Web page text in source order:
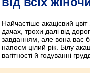
Найчастіше акацієвий
дачах, трохи далі від
завданням, але вона вас
напоєм цілий рік. Білу
вагітності й годуванні